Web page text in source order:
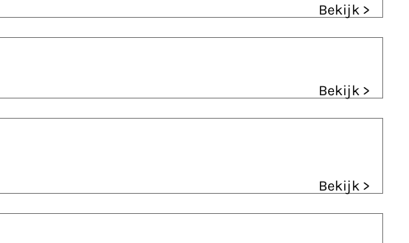
Bekijk >
Bekijk >
Bekijk >